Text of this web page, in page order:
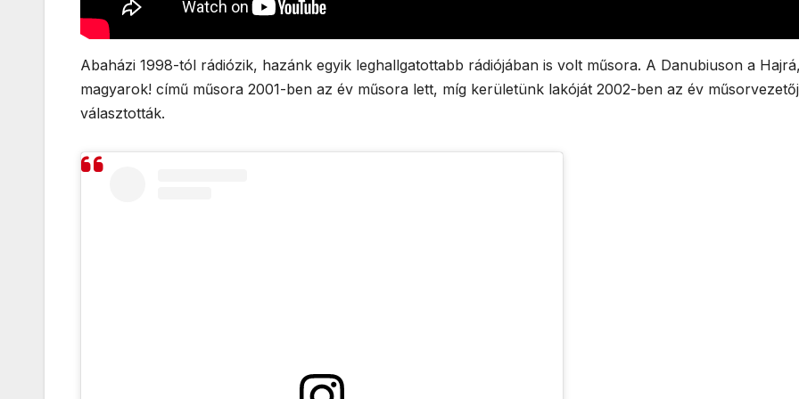
Abaházi 1998-tól rádiózik, hazánk egyik leghallgatottabb rádiójában is volt műsora. A Danubiuson a Hajrá,
magyarok! című műsora 2001-ben az év műsora lett, míg kerületünk lakóját 2002-ben az év
választották.